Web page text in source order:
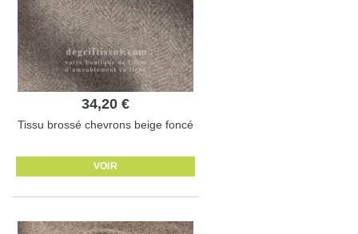
34,20 €
Tissu brossé chevrons beige foncé
VOIR